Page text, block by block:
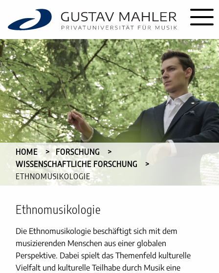
HOME
FORSCHUNG
WISSENSCHAFTLICHE FORSCHUNG
CURRENT:
ETHNOMUSIKOLOGIE
Ethnomusikologie
Die Ethnomusikologie beschäftigt sich mit dem
musizierenden Menschen aus einer globalen
Perspektive. Dabei spielt das Themenfeld kulturelle
Vielfalt und kulturelle Teilhabe durch Musik eine